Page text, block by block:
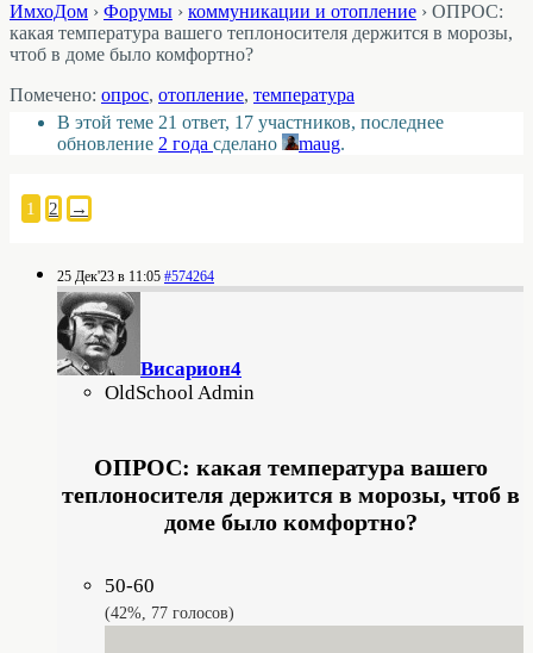
ИмхоДом › Форумы › коммуникации и отопление › ОПРОС:
какая температура вашего теплоносителя держится в морозы,
чтоб в доме было комфортно?
Помечено: опрос, отопление, температура
В этой теме 21 ответ, 17 участников, последнее
обновление 2 года сделано maug.
1 2 →
25 Дек'23 в 11:05 #574264
Висариoн4
OldSchool Admin
ОПРОС: какая температура вашего
теплоносителя держится в морозы, чтоб в
доме было комфортно?
50-60
42%, 77 голосов